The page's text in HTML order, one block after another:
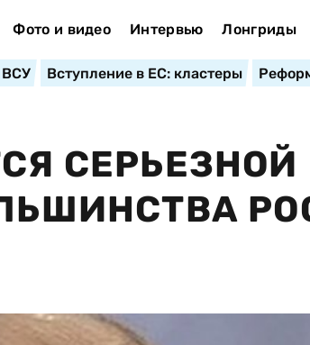
Фото и видео Интервью Лонгриды
ВСУ Вступление в ЕС: кластеры
СЕРЬЕЗНОЙ